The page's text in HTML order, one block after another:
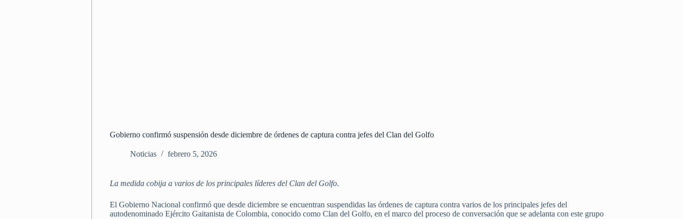
Gobierno confirmó suspensión desde diciembre de órdenes de captura contra jefes del Clan del Golfo
Noticias febrero 5, 2026
La medida cobija a varios de los principales líderes del Clan del Golfo.
El Gobierno Nacional confirmó que desde diciembre se encuentran suspendidas las órdenes de captura contra varios de los principales jefes del
autodenominado Ejército Gaitanista de Colombia, conocido como Clan del Golfo, en el marco del proceso de conversación que se adelanta con este grupo